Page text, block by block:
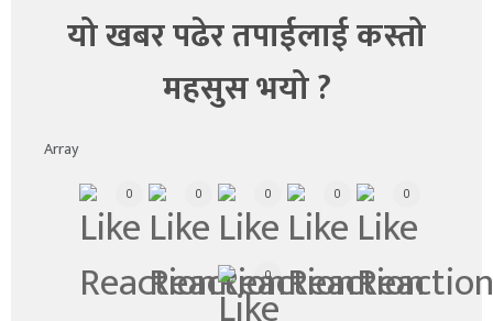
यो खबर पढेर तपाईलाई कस्तो
महसुस भयो ?
Array
0 0 0 0 0
0